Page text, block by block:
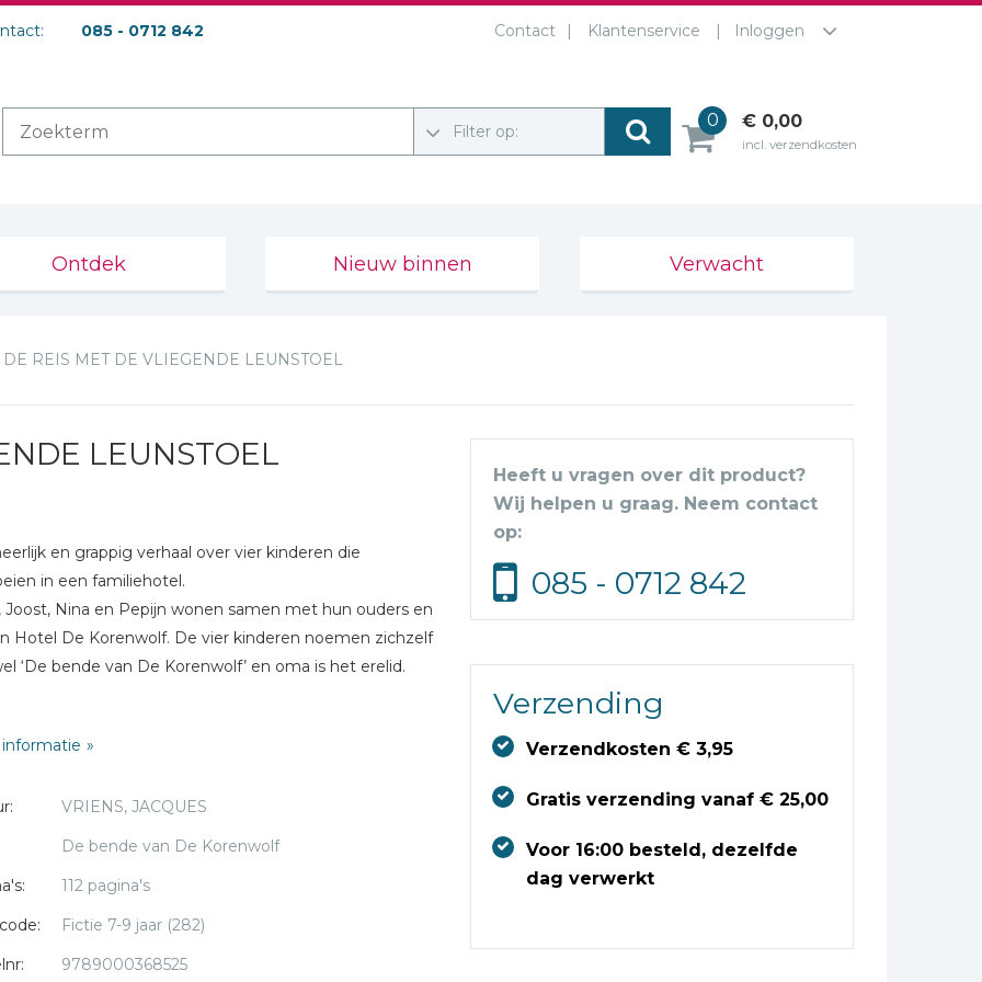
085 - 0712 842 Contact Klantenservice Inloggen
Filter op:
0 € 0,00
incl. verzendkosten
Ontdek Nieuw binnen Verwacht
DE REIS MET DE VLIEGENDE LEUNSTOEL
LEUNSTOEL
en grappig verhaal over vier kinderen die
in een familiehotel.
Joost, Nina en Pepijn wonen samen met hun ouders en
Hotel De Korenwolf. De vier kinderen noemen zichzelf
‘De bende van De Korenwolf’ en oma is het erelid.
te komen ter ere van zijn vijfenzeventigste
bedenken een plan om oma te helpen, maar ze
voorzichtig te werk gaan. Niemand mag zien waar ze
nog oog voor de mooie Aisha die ook in het hotel
Nina helpt gelukkig graag, maar kan die kleuter haar
VRIENS, JACQUES
De bende van De Korenwolf
112 pagina's
Fictie 7-9 jaar (282)
9789000368525
Heeft u vragen over dit product?
Wij helpen u graag. Neem contact
op:
085 - 0712 842
Verzending
Verzendkosten € 3,95
Gratis verzending vanaf € 25,00
Voor 16:00 besteld, dezelfde
dag verwerkt